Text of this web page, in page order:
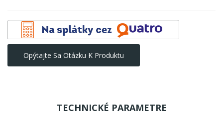
Opýtajte Sa Otázku K Produktu
TECHNICKÉ PARAMETRE